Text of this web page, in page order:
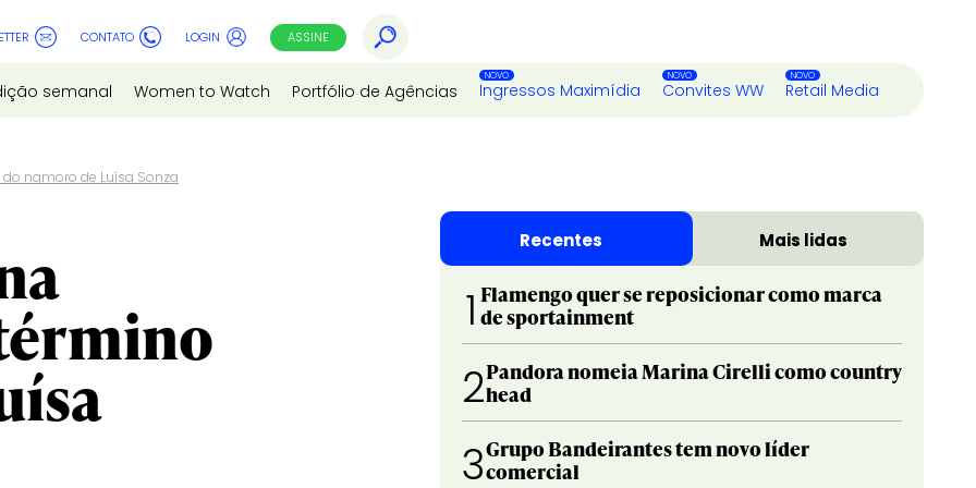
CONTATO LOGIN ASSINE
semanal Women to Watch Portfólio de Agências Ingressos Maximídia Convites WW Retail Media
namoro de Luísa Sonza
Recentes Mais lidas
1 Flamengo quer se reposicionar como marca
de sportainment
2Pandora nomeia Marina Cirelli como country
head
3Grupo Bandeirantes tem novo líder
comercial